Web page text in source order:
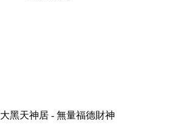
大黑天神居 - 無量福德財神